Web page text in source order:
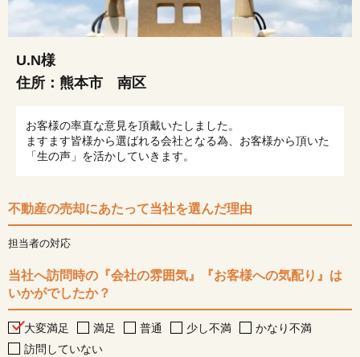
U.N様
住所： 熊本市 南区
お客様の率直な意見を頂戴いたしました。
ますます皆様から選ばれる会社となる為、お客様から頂いた
「生の声」を活かしていきます。
不動産の売却にあたって当社を選んだ理由
担当者の対応
当社へ訪問時の『会社の雰囲気』『お客様への気配り』は
いかがでしたか？
大変満足 満足 普通 少し不満
かなり不満
訪問していない